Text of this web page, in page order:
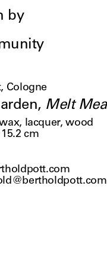
by
Cologne
, Melt
lacquer, wood
cm